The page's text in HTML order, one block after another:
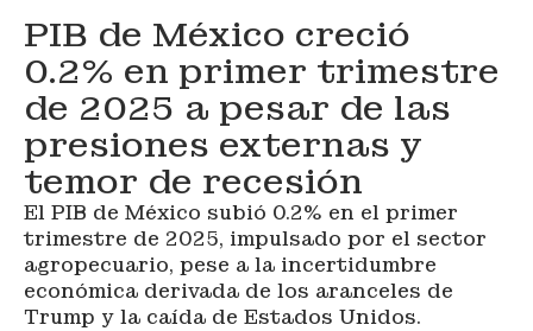
PIB de México creció
0.2% en primer trimestre
de 2025 a pesar de las
presiones externas y
temor de recesión
El PIB de México subió 0.2% en el primer
trimestre de 2025, impulsado por el sector
agropecuario, pese a la incertidumbre
económica derivada de los aranceles de
Trump y la caída de Estados Unidos.